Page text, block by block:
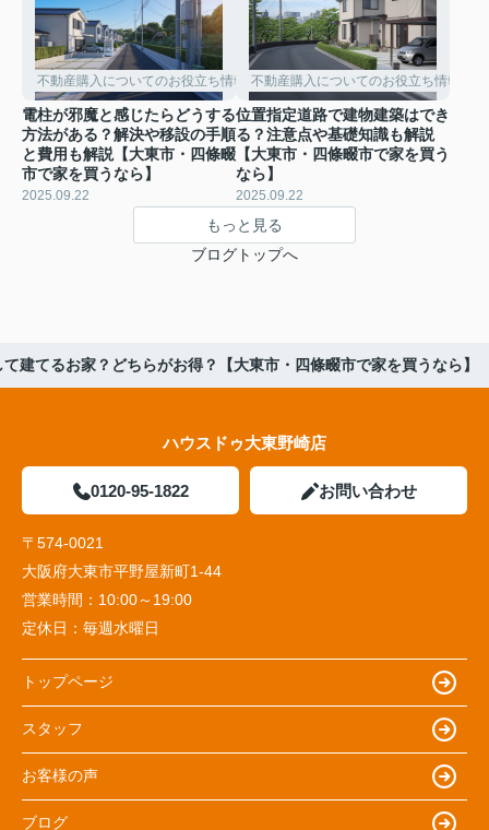
不動産購入についてのお役立ち情報
電柱が邪魔と感じたらどうする
方法がある？解決や移設の手順
と費用も解説【大東市・四條畷
市で家を買うなら】
2025.09.22
不動産購入についてのお役立ち情報
位置指定道路で建物建築はでき
る？注意点や基礎知識も解説
【大東市・四條畷市で家を買う
なら】
2025.09.22
もっと見る
ブログトップへ
建てるお家？どちらがお得？【大東市・四條畷市で家を買うなら】
ハウスドゥ大東野崎店
0120-95-1822 お問い合わせ
〒574-0021
大阪府大東市平野屋新町1-44
営業時間： 10:00～19:00
定休日： 毎週水曜日
トップページ
スタッフ
お客様の声
ブログ